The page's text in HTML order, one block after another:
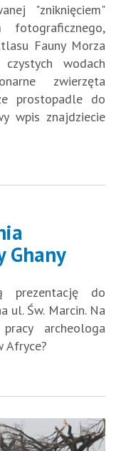
"zniknięciem"
Fauny Morza
wodach
zwierzęta
prostopadle do
wpis znajdziecie
Ghany
prezentację do
ul. Św. Marcin. Na
archeologa
Afryce?